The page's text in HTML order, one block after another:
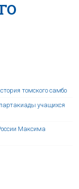
томского самбо
учащихся
Максима